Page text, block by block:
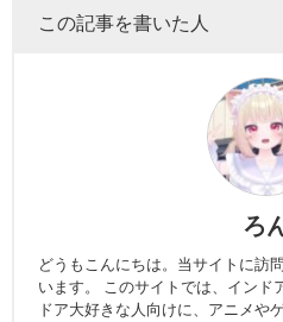
この記事を書いた人
ろ
どうもこんにちは。当サイトに訪
います。 このサイトでは、インド
ドア大好きな人向けに、アニメや